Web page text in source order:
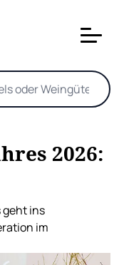
2026:
geht ins
im